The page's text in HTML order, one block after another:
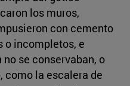
los muros,
con cemento
o incompletos, e
se conservaban, o
como la escalera de